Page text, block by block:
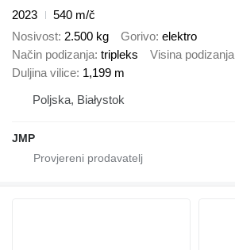
2023
540 m/č
Nosivost 2.500 kg Gorivo elektro
Način podizanja tripleks Visina podizanja
Duljina vilice 1,199 m
Poljska, Białystok
JMP